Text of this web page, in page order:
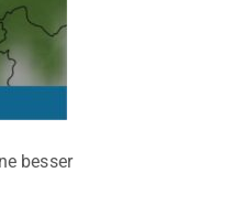
besser